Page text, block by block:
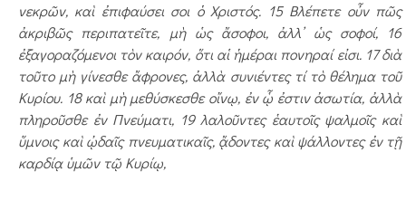
νεκρῶν, καὶ ἐπιφαύσει σοι ὁ Χριστός. 15 Βλέπετε οὖν πῶς
ἀκρι­βῶς περιπατεῖτε, μὴ ὡς ἄ­σοφοι, ἀλλ’ ὡς σοφοί, 16
ἐξαγοραζόμενοι τὸν καιρόν, ὅτι αἱ ἡμέραι πονηραί εἰσι. 17 διὰ
τοῦτο μὴ γίνεσθε ἄφρονες, ἀλλὰ συνιέντες τί τὸ θέλημα τοῦ
Κυρίου. 18 καὶ μὴ μεθύσκεσθε οἴνῳ, ἐν ᾧ ἐστιν ἀσωτία, ἀλλὰ
πληροῦσθε ἐν Πνεύματι, 19 λαλοῦντες ἑαυτοῖς ψαλ­μοῖς καὶ
ὕμνοις καὶ ᾠ­δαῖς πνευματικαῖς, ᾄδον­τες καὶ ψάλλοντες ἐν τῇ
καρδίᾳ ὑ­μῶν τῷ Κυρίῳ,